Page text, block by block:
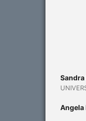
Sandra
Angela